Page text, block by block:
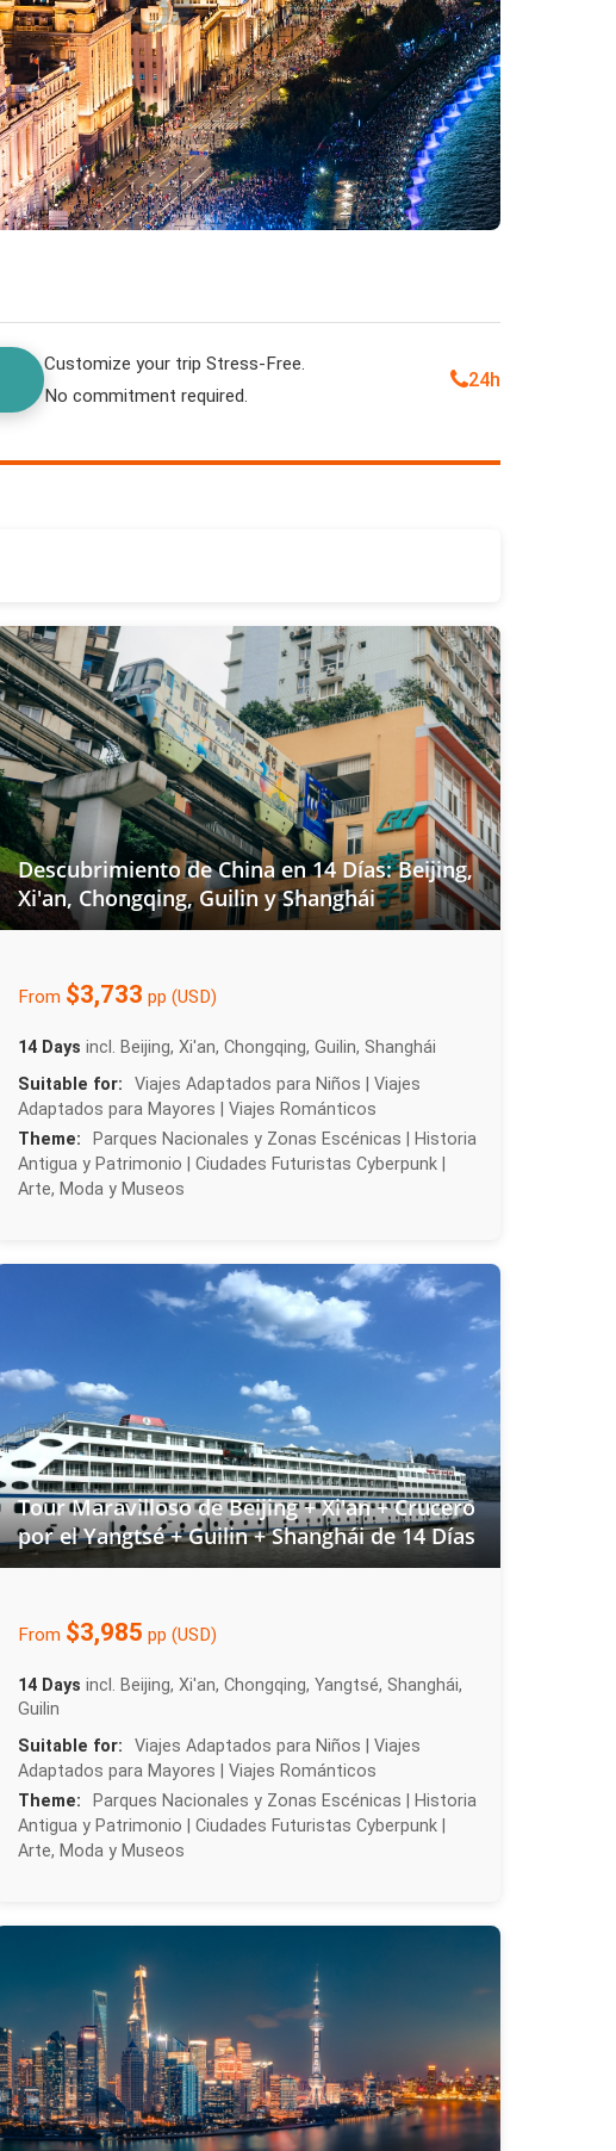
Customize your trip Stress-Free.
No commitment required.
24h
Descubrimiento de China en 14 Días: Beijing,
Xi'an, Chongqing, Guilin y Shanghái
From $3,733 pp (USD)
14 Days incl. Beijing, Xi'an, Chongqing, Guilin, Shanghái
Suitable for:
Viajes Adaptados para Niños | Viajes
Adaptados para Mayores | Viajes Románticos
Theme:
Parques Nacionales y Zonas Escénicas | Historia
Antigua y Patrimonio | Ciudades Futuristas Cyberpunk |
Arte, Moda y Museos
Tour Maravilloso de Beijing + Xi'an + Crucero
por el Yangtsé + Guilin + Shanghái de 14 Días
From $3,985 pp (USD)
14 Days incl. Beijing, Xi'an, Chongqing, Yangtsé, Shanghái,
Guilin
Suitable for:
Viajes Adaptados para Niños | Viajes
Adaptados para Mayores | Viajes Románticos
Theme:
Parques Nacionales y Zonas Escénicas | Historia
Antigua y Patrimonio | Ciudades Futuristas Cyberpunk |
Arte, Moda y Museos